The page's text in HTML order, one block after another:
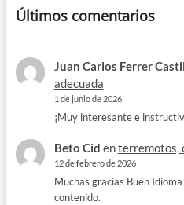
Últimos comentarios
Juan Carlos Ferrer
adecuada
1 de junio de 2026
¡Muy interesante e
Beto Cid enterremotos,
12 de febrero de 2026
Muchas gracias Buen
contenido.